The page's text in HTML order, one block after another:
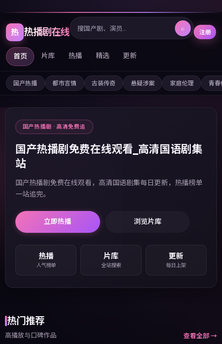
热 热播剧在线
首页 片库 热播 精选 更新
⌕
注册
国产热播 都市言情 古装传奇 悬疑涉案 家庭伦理 青春
国产热播剧 · 高清免费追
国产热播剧免费在线观看_高清国语剧集
站
国产热播剧免费在线观看，高清国语剧集每日更新，热播榜单
一站追完。
立即热播 浏览片库
热播
人气榜单
片库
全站搜索
更新
每日上架
热门推荐
高播放与口碑作品 查看全部 →
99:47